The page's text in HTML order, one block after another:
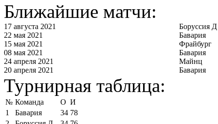
Ближайшие матчи:
17 августа 2021
Боруссия Д
22 мая 2021
Бавария
15 мая 2021
Фрайбург
08 мая 2021
Бавария
24 апреля 2021
Майнц
20 апреля 2021
Бавария
Турнирная таблица:
№ Команда О И
1
Бавария 34 78